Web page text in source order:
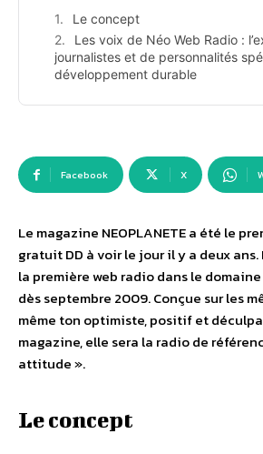
Le concept
Les voix de Néo Web Radio :
journalistes et de personnalités
développement durable
Facebook X
Le magazine NEOPLANETE a été le
gratuit DD à voir le jour il y a deux ans.
la première web radio dans le
dès septembre 2009. Conçue sur les
même ton optimiste, positif et
magazine, elle sera la radio de
attitude ».
Le concept